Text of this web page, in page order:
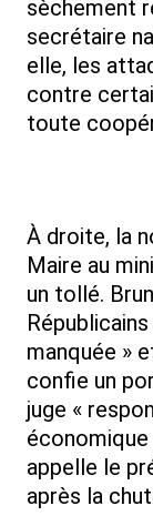
sèchement
secrétaire
elle, les
contre
toute
À droite, la
Maire au
un tollé.
manquée »
confie un
juge «
économique
appelle le
après la